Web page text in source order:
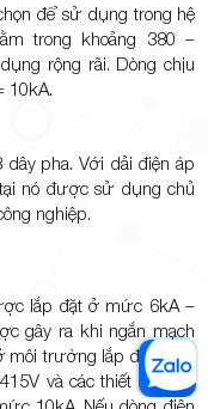
để sử dụng trong hệ
trong khoảng 380 –
rộng rãi. Dòng chịu
10kA.
dây pha. Với dải điện áp
nó được sử dụng chủ
nghiệp.
lắp đặt ở mức 6kA –
gây ra khi ngắn mạch
trường lắp đặt công
và các thiết bị, máy